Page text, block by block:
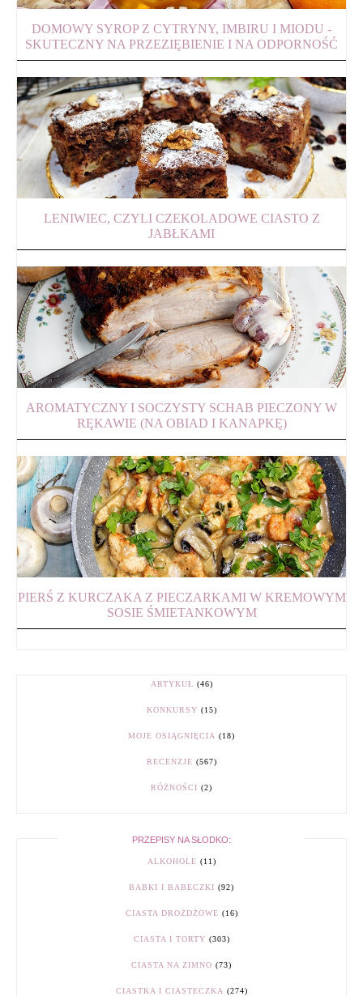
DOMOWY SYROP Z CYTRYNY, IMBIRU I MIODU -
SKUTECZNY NA PRZEZIĘBIENIE I NA ODPORNOŚĆ
LENIWIEC, CZYLI CZEKOLADOWE CIASTO Z
JABŁKAMI
AROMATYCZNY I SOCZYSTY SCHAB PIECZONY W
RĘKAWIE (NA OBIAD I KANAPKĘ)
PIERŚ Z KURCZAKA Z PIECZARKAMI W KREMOWYM
SOSIE ŚMIETANKOWYM
ARTYKUŁ (46)
KONKURSY (15)
MOJE OSIĄGNIĘCIA (18)
RECENZJE (567)
RÓŻNOŚCI (2)
PRZEPISY NA SŁODKO:
ALKOHOLE (11)
BABKI I BABECZKI (92)
CIASTA DROŻDŻOWE (16)
CIASTA I TORTY (303)
CIASTA NA ZIMNO (73)
CIASTKA I CIASTECZKA (274)